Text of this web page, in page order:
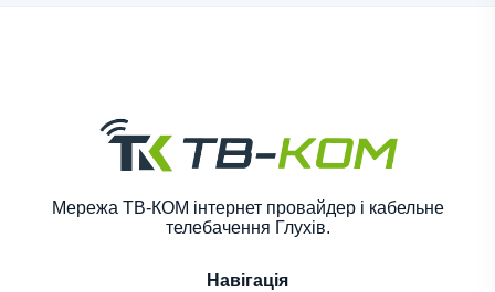
Мережа ТВ-КОМ інтернет провайдер і кабельне
телебачення Глухів.
Навігація